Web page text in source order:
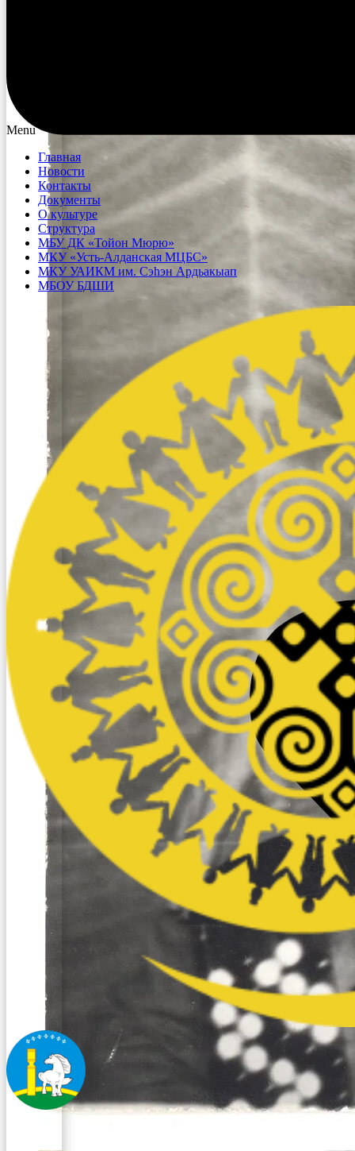
Menu
Главная
Новости
Контакты
Документы
О культуре
Структура
МБУ ДК «Тойон Мюрю»
МКУ «Усть-Алданская МЦБС»
МКУ УАИКМ им. Сэһэн Ардьакыап
МБОУ БДШИ